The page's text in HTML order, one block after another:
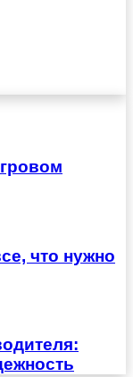
что нужно